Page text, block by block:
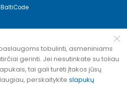
BaltiCode
tobulinti, asmeniniams
gerinti. Jei nesutinkate su toliau
tai gali turėti įtakos jūsų
perskaitykite slapukų